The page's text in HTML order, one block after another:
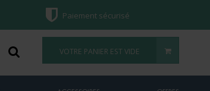
Paiement sécurisé
VOTRE PANIER EST VIDE